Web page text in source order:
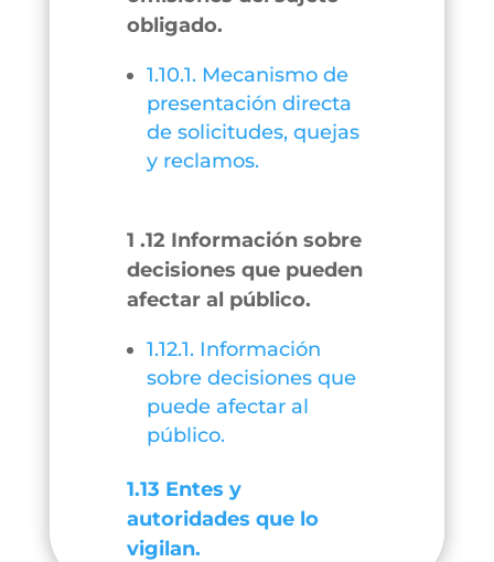
obligado.
1.10.1. Mecanismo de
presentación directa
de solicitudes, quejas
y reclamos.
1 .12 Información sobre
decisiones que pueden
afectar al público.
1.12.1. Información
sobre decisiones que
puede afectar al
público.
1.13 Entes y
autoridades que lo
vigilan.